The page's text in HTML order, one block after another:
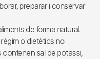
preparar i conservar
de forma natural.
o dietètics no
contenen sal de potassi,